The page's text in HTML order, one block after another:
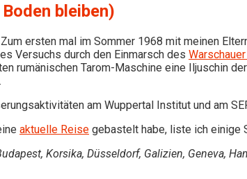
bleiben)
ersten mal im Sommer 1968 mit meinen
Versuchs durch den Einmarsch des
rumänischen Tarom-Maschine eine Iljuschin
am Wuppertal Institut und am
aktuelle Reise gebastelt habe, liste ich einige
Korsika, Düsseldorf, Galizien, Geneva,